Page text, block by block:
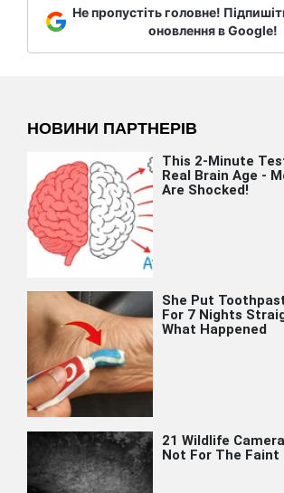
Не пропустіть головне!
оновлення в Google!